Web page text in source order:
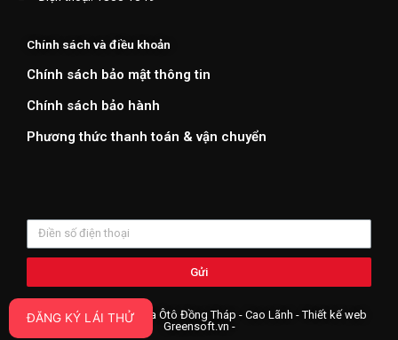
Chính sách và điều khoản
Chính sách bảo mật thông tin
Chính sách bảo hành
Phương thức thanh toán & vận chuyển
Gửi
Copyright ©2019 Honda Ôtô Đồng Tháp - Cao Lãnh - Thiết kế web
Greensoft.vn-
ĐĂNG KÝ LÁI THỬ